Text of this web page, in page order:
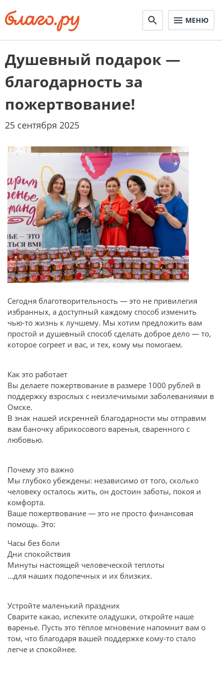
МЕНЮ
Душевный подарок —
благодарность за
пожертвование!
25 сентября 2025
Сегодня благотворительность — это не привилегия
избранных, а доступный каждому способ изменить
чью-то жизнь к лучшему. Мы хотим предложить вам
простой и душевный способ сделать доброе дело — то,
которое согреет и вас, и тех, кому мы помогаем.
Как это работает
Вы делаете пожертвование в размере 1000 рублей в
поддержку взрослых с неизлечимыми заболеваниями в
Омске.
В знак нашей искренней благодарности мы отправим
вам баночку абрикосового варенья, сваренного с
любовью.
Почему это важно
Мы глубоко убеждены: независимо от того, сколько
человеку осталось жить, он достоин заботы, покоя и
комфорта.
Ваше пожертвование — это не просто финансовая
помощь. Это:
Часы без боли
Дни спокойствия
Минуты настоящей человеческой теплоты
…для наших подопечных и их близких.
Устройте маленький праздник
Сварите какао, испеките оладушки, откройте наше
варенье. Пусть это тёплое мгновение напомнит вам о
том, что благодаря вашей поддержке кому-то стало
легче и спокойнее.